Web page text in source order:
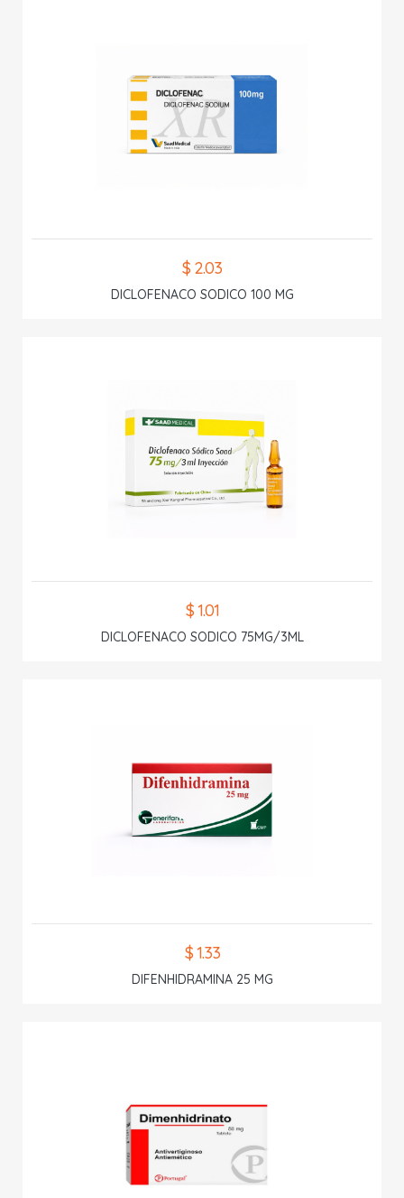
$ 2.03
DICLOFENACO SODICO 100 MG
$ 1.01
DICLOFENACO SODICO 75MG/3ML
$ 1.33
DIFENHIDRAMINA 25 MG